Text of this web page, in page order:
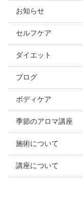
お知らせ
セルフケア
ダイエット
ブログ
ボディケア
季節のアロマ講座
施術について
講座について